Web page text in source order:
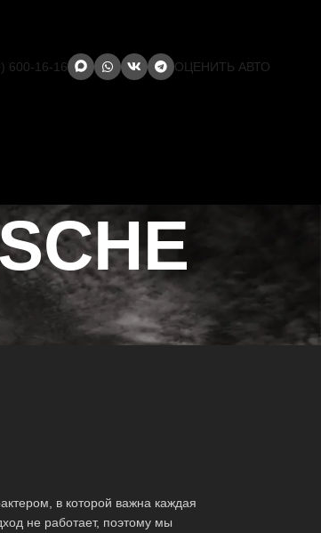
600-16-16 ОЦЕНИТЬ АВТО
в которой важна каждая
не работает, поэтому мы